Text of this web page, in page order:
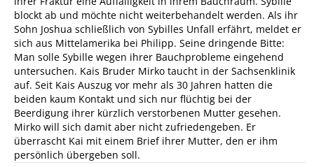
blockt ab und möchte nicht weiterbehandelt werden. Als ihr
Sohn Joshua schließlich von Sybilles Unfall erfährt, meldet er
sich aus Mittelamerika bei Philipp. Seine dringende Bitte:
Man solle Sybille wegen ihrer Bauchprobleme eingehend
untersuchen. Kais Bruder Mirko taucht in der Sachsenklinik
auf. Seit Kais Auszug vor mehr als 30 Jahren hatten die
beiden kaum Kontakt und sich nur flüchtig bei der
Beerdigung ihrer kürzlich verstorbenen Mutter gesehen.
Mirko will sich damit aber nicht zufriedengeben. Er
überrascht Kai mit einem Brief ihrer Mutter, den er ihm
persönlich übergeben soll.